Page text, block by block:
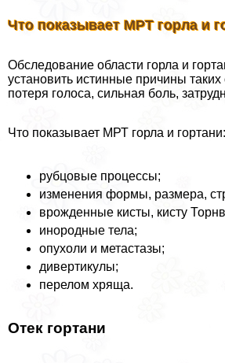
Что показывает МРТ горла и
Обследование области горла и
установить истинные причины
потеря голоса, сильная боль,
Что показывает МРТ горла и гортани:
рубцовые процессы;
изменения формы, размера,
врожденные кисты, кисту
инородные тела;
опухоли и метастазы;
дивертикулы;
перелом хряща.
Отек гортани